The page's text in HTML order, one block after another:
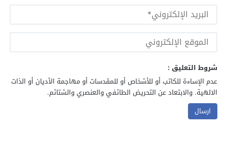
شروط التعليق :
عدم الإساءة للكاتب أو للأشخاص أو للمقدسات أو مهاجمة الأديان أو الذات
الالهية. والابتعاد عن التحريض الطائفي والعنصري والشتائم.